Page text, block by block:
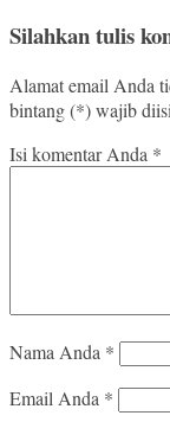
Silahkan tulis
Alamat email Anda
bintang (*) wajib
Isi komentar Anda *
Nama Anda *
Email Anda *